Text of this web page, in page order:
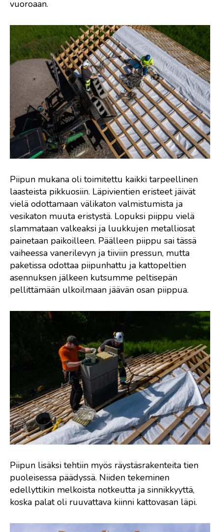
vuoroaan.
Piipun mukana oli toimitettu kaikki tarpeellinen
laasteista pikkuosiin. Läpivientien eristeet jäivät
vielä odottamaan välikaton valmistumista ja
vesikaton muuta eristystä. Lopuksi piippu vielä
slammataan valkeaksi ja luukkujen metalliosat
painetaan paikoilleen. Päälleen piippu sai tässä
vaiheessa vanerilevyn ja tiiviin pressun, mutta
paketissa odottaa piipunhattu ja kattopeltien
asennuksen jälkeen kutsumme peltisepän
pellittämään ulkoilmaan jäävän osan piippua.
Piipun lisäksi tehtiin myös räystäsrakenteita tien
puoleisessa päädyssä. Niiden tekeminen
edellyttikin melkoista notkeutta ja sinnikkyyttä,
koska palat oli ruuvattava kiinni kattovasan läpi.